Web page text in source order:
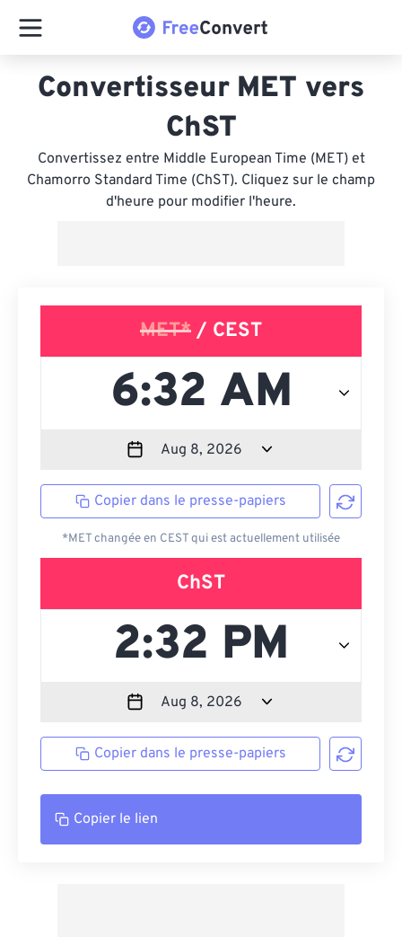
Convertisseur MET vers
ChST
Convertissez entre Middle European Time (MET) et
Chamorro Standard Time (ChST). Cliquez sur le champ
d'heure pour modifier l'heure.
MET* / CEST
Copier dans le presse-papiers
*MET changée en CEST qui est actuellement utilisée
ChST
Copier dans le presse-papiers
Copier le lien